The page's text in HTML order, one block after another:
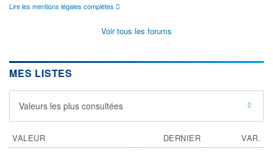
Lire les mentions légales complètes
Voir tous les forums
MES LISTES
Valeurs les plus consultées
VALEUR DERNIER
VAR.